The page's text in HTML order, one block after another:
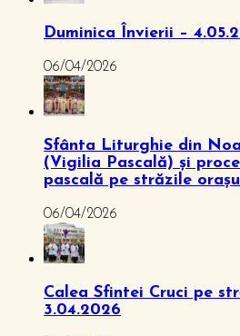
Duminica Învierii –
06/04/2026
Sfânta Liturghie din
(Vigilia Pascală) și
pascală pe străzile
06/04/2026
Calea Sfintei Cruci pe
3.04.2026